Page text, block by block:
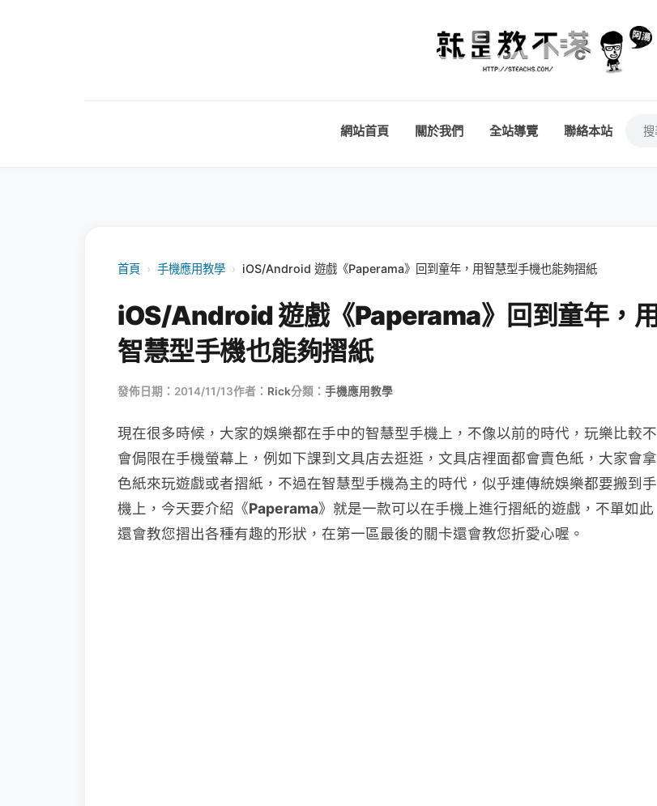
網站首頁 關於我們 全站導覽 聯絡本站
首頁 › 手機應用教學 › iOS/Android 遊戲《Paperama》回到童年，用智慧型手機也能夠摺紙
iOS/Android 遊戲《Paperama》回到童年，用
智慧型手機也能夠摺紙
發佈日期：2014/11/13作者： Rick分類： 手機應用教學
現在很多時候，大家的娛樂都在手中的智慧型手機上，不像以前的時代，玩樂比較不
會侷限在手機螢幕上，例如下課到文具店去逛逛，文具店裡面都會賣色紙，大家會拿
色紙來玩遊戲或者摺紙，不過在智慧型手機為主的時代，似乎連傳統娛樂都要搬到手
機上，今天要介紹《Paperama》就是一款可以在手機上進行摺紙的遊戲，不單如此
還會教您摺出各種有趣的形狀，在第一區最後的關卡還會教您折愛心喔。